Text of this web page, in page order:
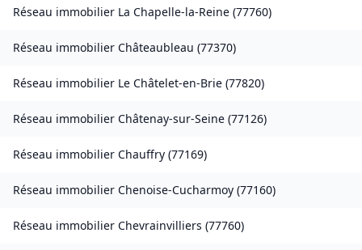
Réseau immobilier La Chapelle-la-Reine (77760)
Réseau immobilier Châteaubleau (77370)
Réseau immobilier Le Châtelet-en-Brie (77820)
Réseau immobilier Châtenay-sur-Seine (77126)
Réseau immobilier Chauffry (77169)
Réseau immobilier Chenoise-Cucharmoy (77160)
Réseau immobilier Chevrainvilliers (77760)